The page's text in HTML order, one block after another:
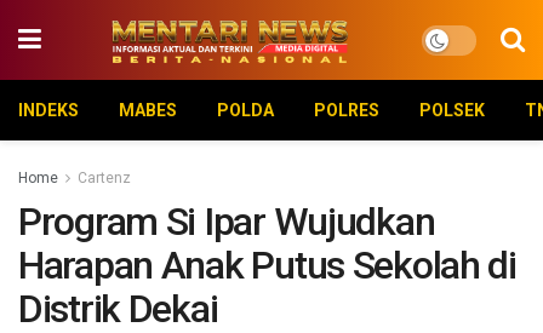
INDEKS MABES POLDA POLRES POLSEK
Home Cartenz
Program Si Ipar Wujudkan
Harapan Anak Putus Sekolah di
Distrik Dekai